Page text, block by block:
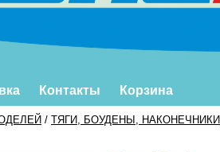
Контакты Корзина
/ ТЯГИ, БОУДЕНЫ, НАКОНЕЧНИКИ